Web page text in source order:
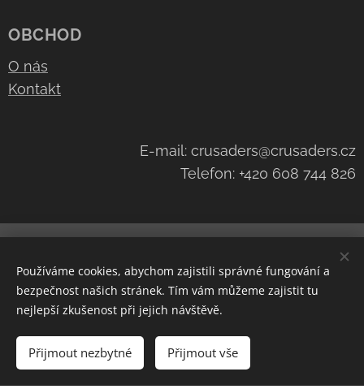
Do košíku
OBCHOD
O nás
Kontakt
E-mail: crusaders@crusaders.cz
Telefon: +420 608 744 826
Měna
CZK Kč
EUR €
Používáme cookies, abychom zajistili správné fungování a
bezpečnost našich stránek. Tím vám můžeme zajistit tu
nejlepší zkušenost při jejich návštěvě.
Přijmout nezbytné Přijmout vše